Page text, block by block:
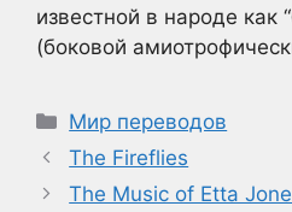
известной в народе как
(боковой
Рубрики
Мир переводов
The Fireflies
The Music of Etta